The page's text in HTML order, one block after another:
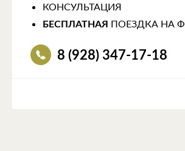
КОНСУЛЬТАЦИЯ
БЕСПЛАТНАЯ ПОЕЗДКА НА
8 (928) 347-17-18